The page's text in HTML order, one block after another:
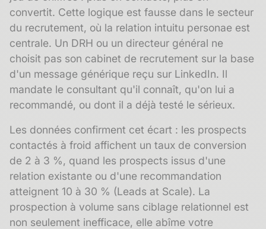
convertit. Cette logique est fausse dans le secteur
du recrutement, où la relation intuitu personae est
centrale. Un DRH ou un directeur général ne
choisit pas son cabinet de recrutement sur la base
d'un message générique reçu sur LinkedIn. Il
mandate le consultant qu'il connaît, qu'on lui a
recommandé, ou dont il a déjà testé le sérieux.
Les données confirment cet écart : les prospects
contactés à froid affichent un taux de conversion
de 2 à 3 %, quand les prospects issus d'une
relation existante ou d'une recommandation
atteignent 10 à 30 % (Leads at Scale). La
prospection à volume sans ciblage relationnel est
non seulement inefficace, elle abîme votre